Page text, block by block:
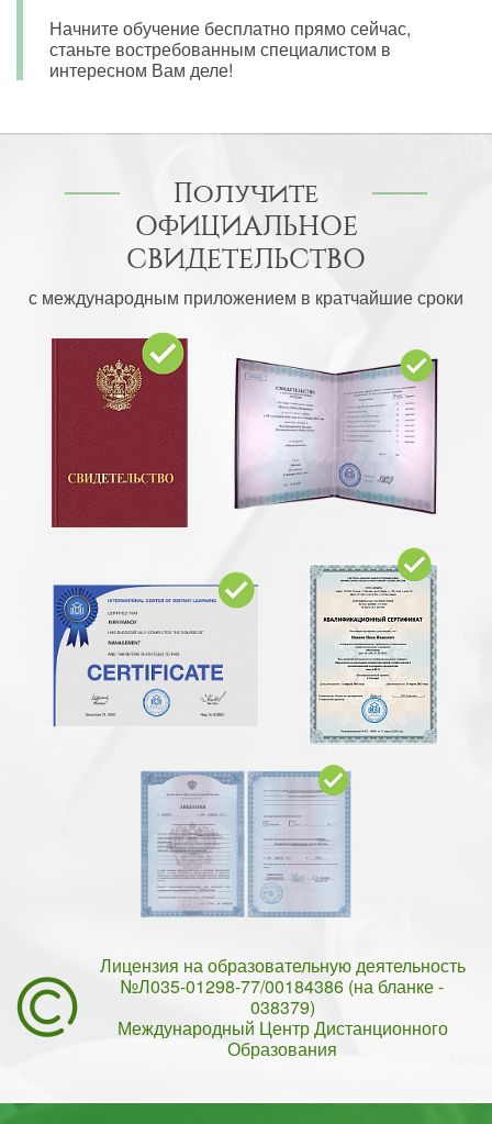
Начните обучение бесплатно прямо сейчас,
станьте востребованным специалистом в
интересном Вам деле!
Получите
ОФИЦИАЛЬНОЕ
СВИДЕТЕЛЬСТВО
с международным приложением в кратчайшие сроки
Лицензия на образовательную деятельность
№Л035-01298-77/00184386 (на бланке -
038379)
Международный Центр Дистанционного
Образования